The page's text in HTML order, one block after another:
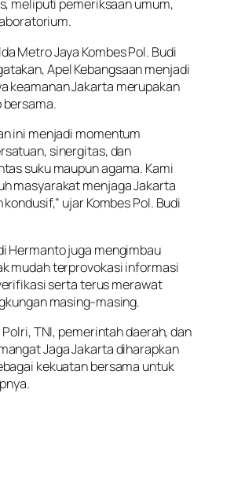
meliputi pemeriksaan umum,
Metro Jaya Kombes Pol. Budi
Apel Kebangsaan menjadi
keamanan Jakarta merupakan
ini menjadi momentum
sinergitas, dan
suku maupun agama. Kami
masyarakat menjaga Jakarta
ujar Kombes Pol. Budi
Hermanto juga mengimbau
mudah terprovokasi informasi
serta terus merawat
masing-masing.
TNI, pemerintah daerah, dan
Jaga Jakarta diharapkan
kekuatan bersama untuk